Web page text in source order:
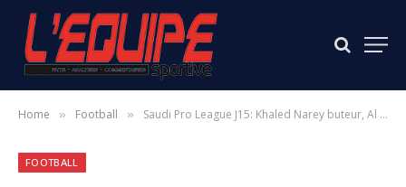
Home » Football » Saudi Pro League J15: Khaled Narey buteur, Al Khaleej chute lourdement(vidéo)
FOOTBALL